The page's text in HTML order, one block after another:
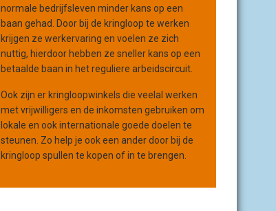
normale bedrijfsleven minder kans op een
baan gehad. Door bij de kringloop te werken
krijgen ze werkervaring en voelen ze zich
nuttig, hierdoor hebben ze sneller kans op een
betaalde baan in het reguliere arbeidscircuit.
Ook zijn er kringloopwinkels die veelal werken
met vrijwilligers en de inkomsten gebruiken om
lokale en ook internationale goede doelen te
steunen. Zo help je ook een ander door bij de
kringloop spullen te kopen of in te brengen.